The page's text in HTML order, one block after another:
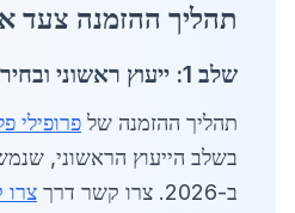
תהליך ההזמנה צעד
שלב 1: ייעוץ ראשוני ובחירת פרופילים
תהליך ההזמנה של פרופילי
ב-2026. צרו קשר דרך